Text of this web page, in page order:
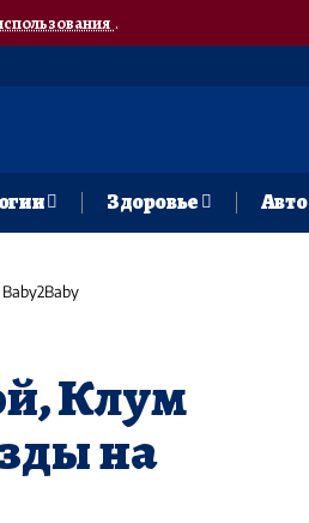
.
Здоровье Авто
Baby2Baby
Клум
на